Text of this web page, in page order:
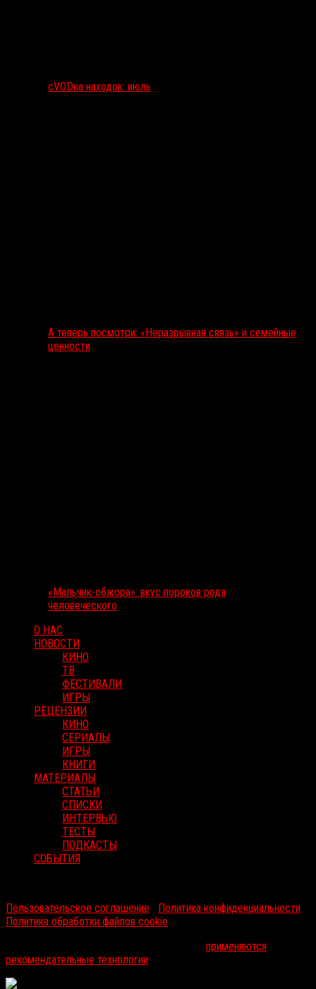
сVODка находок: июль
А теперь посмотри: «Неразрывная связь» и семейные
ценности
«Мальчик-обжора»: вкус пороков рода
человеческого
О НАС
НОВОСТИ
КИНО
ТВ
ФЕСТИВАЛИ
ИГРЫ
РЕЦЕНЗИИ
КИНО
СЕРИАЛЫ
ИГРЫ
КНИГИ
МАТЕРИАЛЫ
СТАТЬИ
СПИСКИ
ИНТЕРВЬЮ
ТЕСТЫ
ПОДКАСТЫ
СОБЫТИЯ
Пользовательское соглашение
Политика конфиденциальности
Политика обработки файлов cookie
применяются
рекомендательные технологии